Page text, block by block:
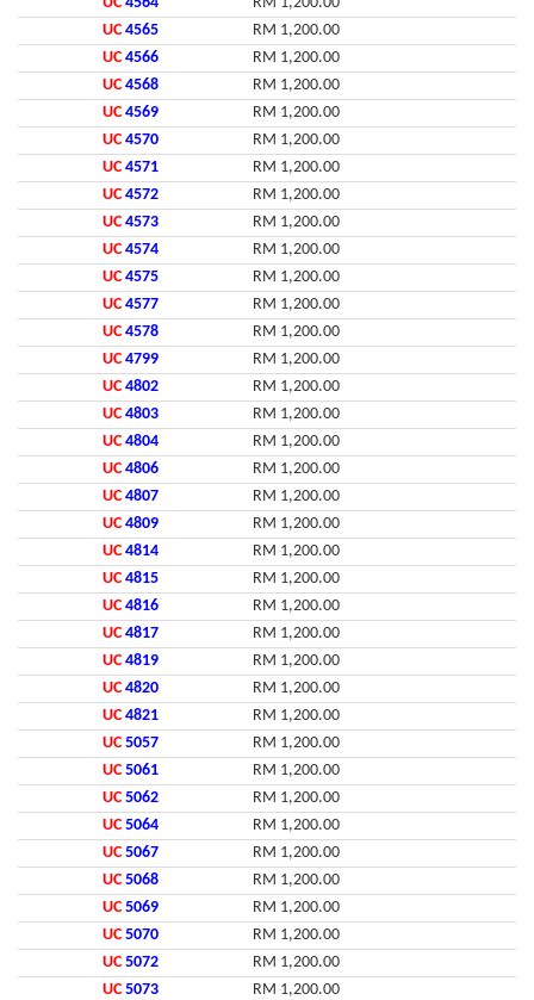
UC 4565
RM 1,200.00
UC 4566
RM 1,200.00
UC 4568
RM 1,200.00
UC 4569
RM 1,200.00
UC 4570
RM 1,200.00
UC 4571
RM 1,200.00
UC 4572
RM 1,200.00
UC 4573
RM 1,200.00
UC 4574
RM 1,200.00
UC 4575
RM 1,200.00
UC 4577
RM 1,200.00
UC 4578
RM 1,200.00
UC 4799
RM 1,200.00
UC 4802
RM 1,200.00
UC 4803
RM 1,200.00
UC 4804
RM 1,200.00
UC 4806
RM 1,200.00
UC 4807
RM 1,200.00
UC 4809
RM 1,200.00
UC 4814
RM 1,200.00
UC 4815
RM 1,200.00
UC 4816
RM 1,200.00
UC 4817
RM 1,200.00
UC 4819
RM 1,200.00
UC 4820
RM 1,200.00
UC 4821
RM 1,200.00
UC 5057
RM 1,200.00
UC 5061
RM 1,200.00
UC 5062
RM 1,200.00
UC 5064
RM 1,200.00
UC 5067
RM 1,200.00
UC 5068
RM 1,200.00
UC 5069
RM 1,200.00
UC 5070
RM 1,200.00
UC 5072
RM 1,200.00
UC 5073
RM 1,200.00